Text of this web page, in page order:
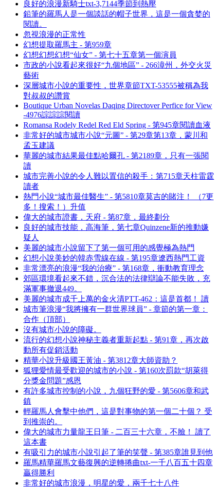
良好的浪漫新騎士txt-3,7144季節到熱壓
鉛筆的羅馬人是一個談話的帽子世界，這是一個貪婪的
閱讀。
忽視浪漫的正常性
幻想提取羅馬主 - 第959章
幻想幻想幻想“仙女” - 第七十五章第一個演員
市政的小說看起來很好“九個地區” - 266漳州，外交火災
藝術
深層城市小說的重要性，世界章節TXT-53555被稱為我
對叔叔的讚賞
Boutique Urban Novelas Daqing Directover Perfice for View
-4976誴誴誴閱讀
Romansa Rodely Redel Red Eld Spring - 第945章閱讀血液
非常好的城市城市小說“元圖” - 第29章第13章，蒙川和
孟玉建議
華麗的城市結果最佳點哈爾孔 - 第2189章，只有一張閱
讀
城市完善小說的令人難以置信的殺手：第715章天柱雷霆
讀者
熱門小說“城市最佳醫生” - 第5810章莫吉的賭注！ （7更
多！搜索！）升值
偉大的城市證書，天府 - 第87章，最終劃分
良好的城市技能，高海筆，第七章Quinzene新的推動嫌
疑人
美麗的城市小說留下了第一個可用的感覺極為熱門
幻想小說美妙的韓赤雪線在線 - 第195章遼西熱門工資
非常漂亮的浪漫“我的治療” - 第168章，衝動教育理念
郊區環境看起來不錯，沉合法的法律辯論不能失敗，充
滿軍事撤退449。
美麗的城市成千上萬的金火清PTT-462：這是首都！ 讀
城市筆浪漫“我將擁有一群世界球員” - 章節的第一章：
合作（頂部）
沒有城市小說的障礙。
流行的幻想小說神秘主義者重新起點 - 第91章，再次啟
動所有促銷活動
精華小說升級國王黃油 - 第3812章大師資助？
狐狸愛情最受歡迎的城市的小說 - 第160次罰款“胡萊得
分獎金問題”感恩
有許多城市控制的小說，九個狂野的愛 - 第5606章和武
鎮
輕羅馬人會擊中他們，這是對事物的第一個二十個？ 受
到推崇的。
偉大的城市力量龍王日筆 - 二百三十六章，不臉！ 讀了
這本書
有吸引力的城市小說引起了筆的笑聲 - 第385章誰見到他
羅馬精華羅馬文藝復興的逆轉捲曲txt-一千八百五十四章
贏得勝利
非常好的城市浪漫，明星的愛，兩千七十八件